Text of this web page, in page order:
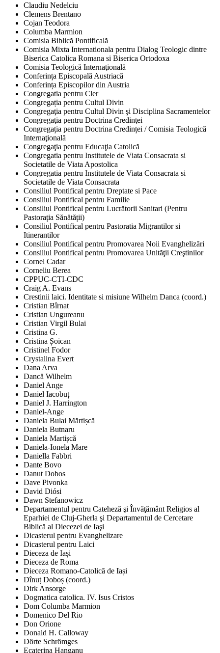
Claudiu Nedelciu
Clemens Brentano
Cojan Teodora
Columba Marmion
Comisia Biblică Pontificală
Comisia Mixta Internationala pentru Dialog Teologic dintre
Biserica Catolica Romana si Biserica Ortodoxa
Comisia Teologică Internaţională
Conferința Episcopală Austriacă
Conferința Episcopilor din Austria
Congregatia pentru Cler
Congregația pentru Cultul Divin
Congregaţia pentru Cultul Divin şi Disciplina Sacramentelor
Congregaţia pentru Doctrina Credinţei
Congregația pentru Doctrina Credinței / Comisia Teologică
Internaţională
Congregaţia pentru Educaţia Catolică
Congregatia pentru Institutele de Viata Consacrata si
Societatile de Viata Apostolica
Congregatia pentru Institutele de Viata Consacrata si
Societatile de Viata Consacrata
Consiliul Pontifical pentru Dreptate si Pace
Consiliul Pontifical pentru Familie
Consiliul Pontifical pentru Lucrătorii Sanitari (Pentru
Pastorația Sănătății)
Consiliul Pontifical pentru Pastoratia Migrantilor si
Itinerantilor
Consiliul Pontifical pentru Promovarea Noii Evanghelizări
Consiliul Pontifical pentru Promovarea Unităţii Creştinilor
Cornel Cadar
Corneliu Berea
CPPUC-CTI-CDC
Craig A. Evans
Crestinii laici. Identitate si misiune Wilhelm Danca (coord.)
Cristian Bîrnat
Cristian Ungureanu
Cristian Virgil Bulai
Cristina G.
Cristina Șoican
Cristinel Fodor
Crystalina Evert
Dana Arva
Dancă Wilhelm
Daniel Ange
Daniel Iacobuț
Daniel J. Harrington
Daniel-Ange
Daniela Bulai Mărtișcă
Daniela Butnaru
Daniela Martișcă
Daniela-Ionela Mare
Daniella Fabbri
Dante Bovo
Danut Dobos
Dave Pivonka
David Diósi
Dawn Stefanowicz
Departamentul pentru Cateheză şi Învăţământ Religios al
Eparhiei de Cluj-Gherla şi Departamentul de Cercetare
Biblică al Diecezei de Iaşi
Dicasterul pentru Evanghelizare
Dicasterul pentru Laici
Dieceza de Iași
Dieceza de Roma
Dieceza Romano-Catolică de Iași
Dînuț Doboș (coord.)
Dirk Ansorge
Dogmatica catolica. IV. Isus Cristos
Dom Columba Marmion
Domenico Del Rio
Don Orione
Donald H. Calloway
Dörte Schrömges
Ecaterina Hanganu